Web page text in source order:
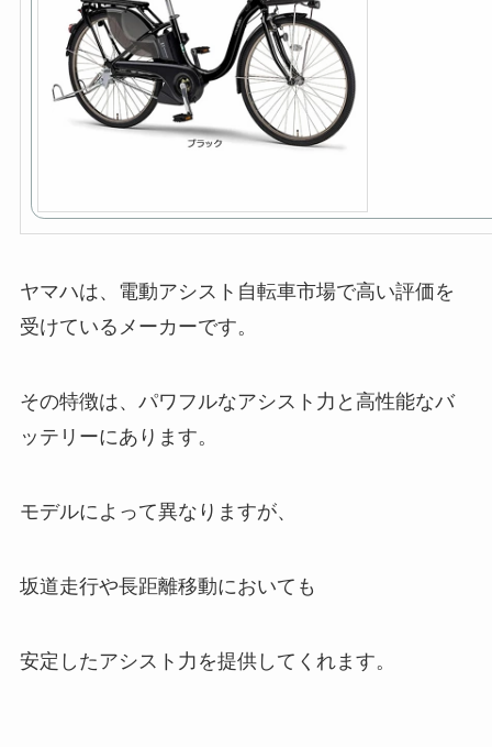
ヤマハは、電動アシスト自転車市場で高い評価を
受けているメーカーです。
その特徴は、パワフルなアシスト力と高性能なバ
ッテリーにあります。
モデルによって異なりますが、
坂道走行や長距離移動においても
安定したアシスト力を提供してくれます。